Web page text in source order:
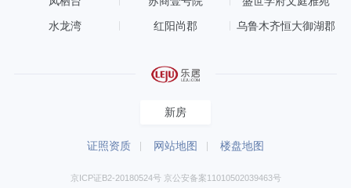
水龙湾 红阳尚郡 乌鲁木齐恒大御湖郡
新房
证照资质 网站地图 楼盘地图
京ICP证B2-20180524号 京公安备案11010502039463号